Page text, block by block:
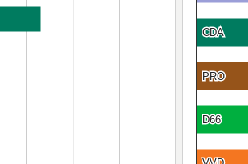
CDA
CDA
PRO
PRO
D66
D66